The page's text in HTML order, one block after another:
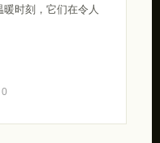
时刻，它们在令人